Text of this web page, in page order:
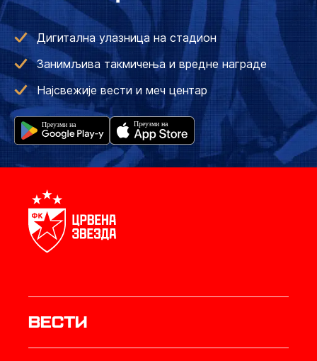
Дигитална улазница на стадион
Занимљива такмичења и вредне награде
Најсвежије вести и меч центар
Вести